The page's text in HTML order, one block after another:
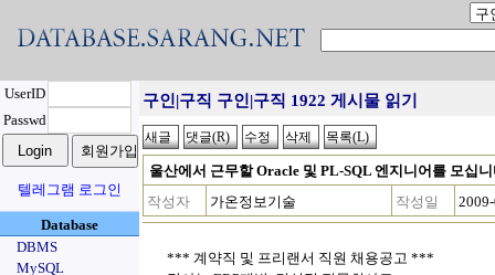
UserID
Passwd
텔레그램 로그인
Database
DBMS
MySQL
구인|구직 구인|구직 1922 게시물 읽기
울산에서 근무할 Oracle 및 PL-SQL 엔지니어를 모십니
작성자
가온정보기술 작성일
*** 계약직 및 프리랜서 직원 채용공고 ***